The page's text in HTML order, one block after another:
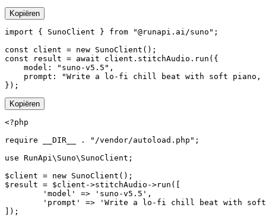
Kopiëren
import { SunoClient } from "@runapi.ai/suno";
const client = new SunoClient();
const result = await client.stitchAudio.run({
    model: "suno-v5.5",
prompt: "Write a lo-fi chill beat with soft
});
Kopiëren
<?php
require __DIR__ . "/vendor/autoload.php";
use RunApi\Suno\SunoClient;
$client = new SunoClient();
$result = $client->stitchAudio->run([
        'model' => 'suno-v5.5',
'prompt' => 'Write a lo-fi chill beat with
]);